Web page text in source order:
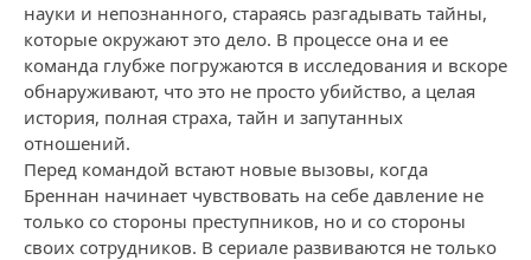
науки и непознанного, стараясь разгадывать тайны,
которые окружают это дело. В процессе она и ее
команда глубже погружаются в исследования и вскоре
обнаруживают, что это не просто убийство, а целая
история, полная страха, тайн и запутанных
отношений.
Перед командой встают новые вызовы, когда
Бреннан начинает чувствовать на себе давление не
только со стороны преступников, но и со стороны
своих сотрудников. В сериале развиваются не только